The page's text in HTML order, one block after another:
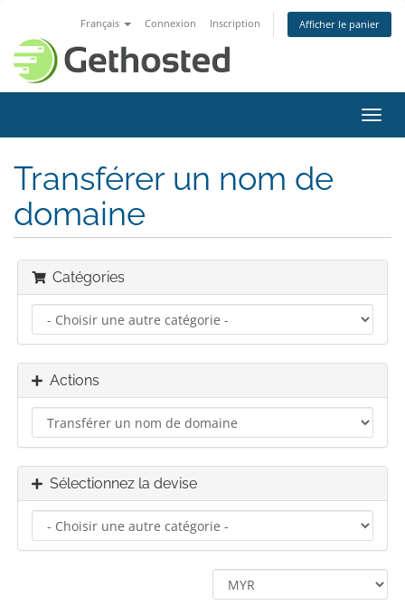
Français Connexion Inscription Afficher le panier
la
Transférer un nom de
domaine
Catégories
Actions
Sélectionnez la devise